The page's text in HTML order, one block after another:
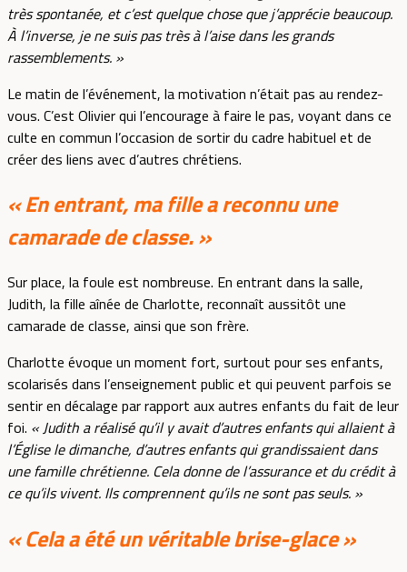
très spontanée, et c’est quelque chose que j’apprécie beaucoup.
À l’inverse, je ne suis pas très à l’aise dans les grands
rassemblements. »
Le matin de l’événement, la motivation n’était pas au rendez-
vous. C’est Olivier qui l’encourage à faire le pas, voyant dans ce
culte en commun l’occasion de sortir du cadre habituel et de
créer des liens avec d’autres chrétiens.
« En entrant, ma fille a reconnu une
camarade de classe. »
Sur place, la foule est nombreuse. En entrant dans la salle,
Judith, la fille aînée de Charlotte, reconnaît aussitôt une
camarade de classe, ainsi que son frère.
Charlotte évoque un moment fort, surtout pour ses enfants,
scolarisés dans l’enseignement public et qui peuvent parfois se
sentir en décalage par rapport aux autres enfants du fait de leur
foi. « Judith a réalisé qu’il y avait d’autres enfants qui allaient à
l’Église le dimanche, d’autres enfants qui grandissaient dans
une famille chrétienne. Cela donne de l’assurance et du crédit à
ce qu’ils vivent. Ils comprennent qu’ils ne sont pas seuls. »
« Cela a été un véritable brise-glace »